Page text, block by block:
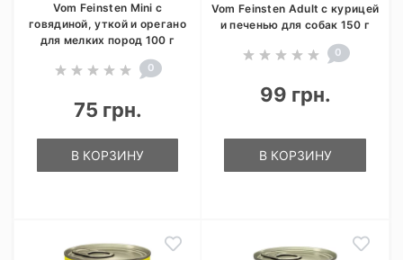
Vom Feinsten Mini с
говядиной, уткой и орегано
для мелких пород 100 г
0
75 грн.
В КОРЗИНУ
Vom Feinsten Adult с курицей
и печенью для собак 150 г
0
99 грн.
В КОРЗИНУ